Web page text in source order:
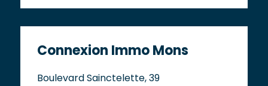
Connexion Immo Mons
Boulevard Sainctelette, 39